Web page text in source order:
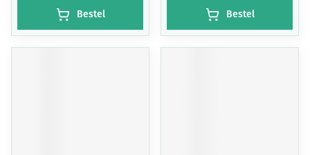
Bestel Bestel